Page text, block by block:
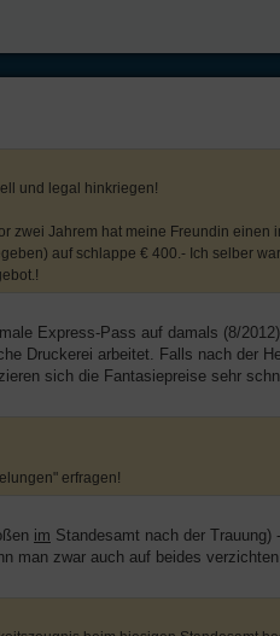
und legal hinkriegen!
zwei Jahrem hat meine Freundin
auf schlappe € 400.- Ich selber
Express-Pass auf damals (8/
Druckerei arbeitet. Falls nach der
sich die Fantasiepreise sehr
erfragen!
im Standesamt nach der
man zwar auch auf beides